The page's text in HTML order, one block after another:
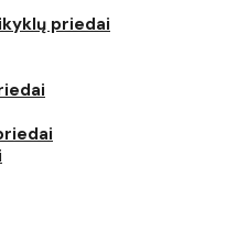
priedai